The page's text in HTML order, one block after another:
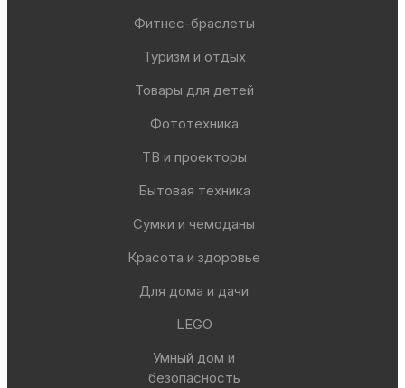
Фитнес-браслеты
Туризм и отдых
Товары для детей
Фототехника
ТВ и проекторы
Бытовая техника
Сумки и чемоданы
Красота и здоровье
Для дома и дачи
LEGO
Умный дом и
безопасность